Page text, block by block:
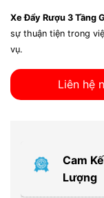
Xe Đẩy Rượu 3 Tầng
sự thuận tiện trong
vụ.
Liên hệ
Cam
Lượng